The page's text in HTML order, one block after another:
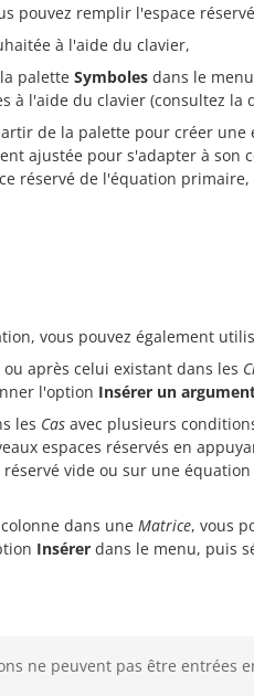
pouvez remplir l'espace
à l'aide du clavier,
palette Symboles dans le menu
à l'aide du clavier (consultez la
de la palette pour créer
ajustée pour s'adapter à son
réservé de l'équation
vous pouvez également
après celui existant dans les
l'option Insérer un
les Cas avec plusieurs
espaces réservés en
vide ou sur une
dans une Matrice, vous
Insérer dans le menu, puis
ne peuvent pas être entrées